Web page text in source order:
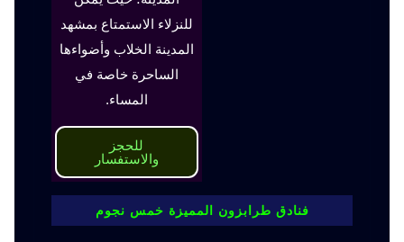
للنزلاء الاستمتاع بمشهد
المدينة الخلاب وأضواءها
الساحرة خاصة في
المساء.
للحجز
والاستفسار
فنادق طرابزون المميزة خمس نجوم